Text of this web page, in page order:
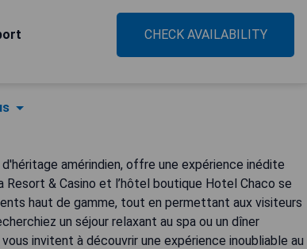
CHECK AVAILABILITY
amérindien, offre une expérience inédite
& Casino et l’hôtel boutique Hotel Chaco se
haut de gamme, tout en permettant aux visiteurs
un séjour relaxant au spa ou un dîner
invitent à découvrir une expérience inoubliable au